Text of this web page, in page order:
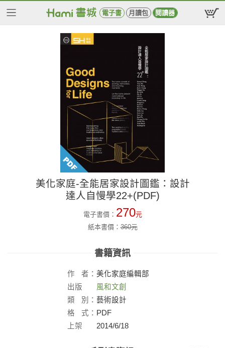
電子書 月讀包 閱讀器
美化家庭-全能居家設計圖鑑：設計
達人自慢學22+(PDF)
電子書價： 270元
紙本書價：360元
書籍資訊
作 者： 美化家庭編輯部
出版
社：
風和文創
類
別： 藝術設計
格
式： PDF
上架
2014/6/18